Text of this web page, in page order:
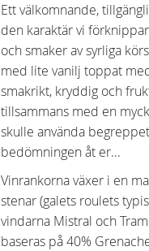
Ett välkomnande,
den karaktär vi
och smaker av syrliga
med lite vanilj toppat
smakrikt, kryddig och
tillsammans med en
skulle använda
bedömningen åt er...
Vinrankorna växer i en
stenar (galets roulets
vindarna Mistral och
baseras på 40%